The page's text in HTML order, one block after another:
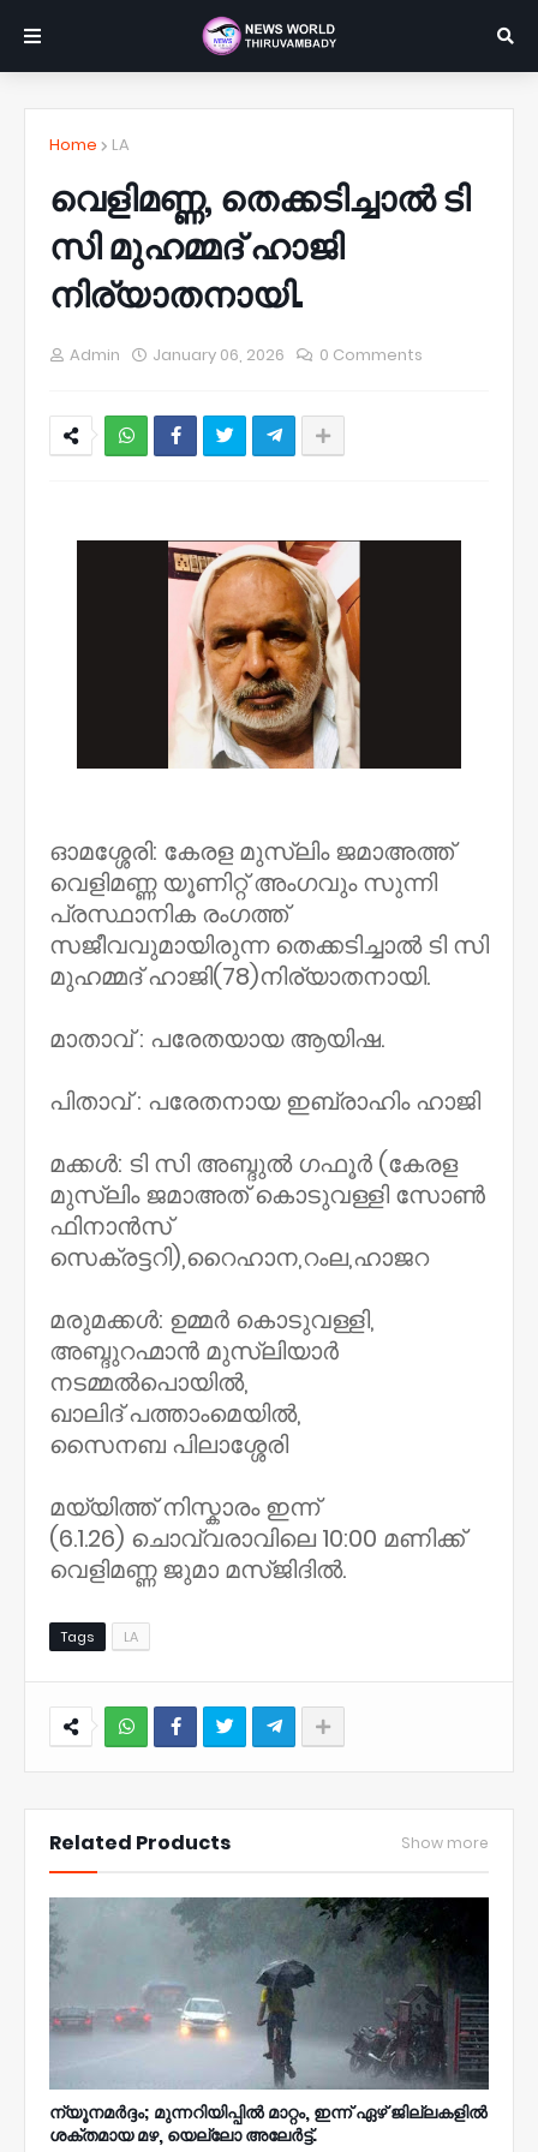
Home LA
വെളിമണ്ണ, തെക്കടിച്ചാൽ ടി
സി മുഹമ്മദ് ഹാജി
നിര്യാതനായി.
Admin January 06, 2026 0 Comments
ഓമശ്ശേരി: കേരള മുസ്ലിം ജമാഅത്ത്
വെളിമണ്ണ യൂണിറ്റ് അംഗവും സുന്നി
പ്രസ്ഥാനിക രംഗത്ത്
സജീവവുമായിരുന്ന തെക്കടിച്ചാൽ ടി സി
മുഹമ്മദ് ഹാജി(78)നിര്യാതനായി.
മാതാവ് : പരേതയായ ആയിഷ.
പിതാവ് : പരേതനായ ഇബ്രാഹിം ഹാജി
മക്കൾ: ടി സി അബ്ദുൽ ഗഫൂർ (കേരള
മുസ്ലിം ജമാഅത് കൊടുവള്ളി സോൺ
ഫിനാൻസ്
സെക്രട്ടറി),റൈഹാന,റംല,ഹാജറ
മരുമക്കൾ: ഉമ്മർ കൊടുവള്ളി,
അബ്ദുറഹ്മാൻ മുസ്‌ലിയാർ
നടമ്മൽപൊയിൽ,
ഖാലിദ് പത്താംമെയിൽ,
സൈനബ പിലാശ്ശേരി
മയ്യിത്ത് നിസ്കാരം ഇന്ന്
(6.1.26) ചൊവ്വരാവിലെ 10:00 മണിക്ക്
വെളിമണ്ണ ജുമാ മസ്ജിദിൽ.
Tags LA
Related Products Show more
ന്യൂനമര്‍ദ്ദം; മുന്നറിയിപ്പില്‍ മാറ്റം, ഇന്ന് ഏഴ് ജില്ലകളില്‍
ശക്തമായ മഴ, യെല്ലോ അലേര്‍ട്ട്.